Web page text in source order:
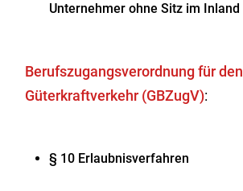
Unternehmer ohne Sitz im Inland
Berufszugangsverordnung für den
Güterkraftverkehr (GBZugV):
§ 10 Erlaubnisverfahren